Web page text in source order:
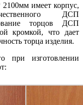
имеет корпус,
ДСП
торцов ДСП
кромкой, что дает
торца изделия.
при изготовлении